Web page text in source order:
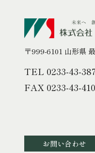
〒999-6101 山形県
TEL 0233-43-
FAX 0233-43-
お問い合わせ